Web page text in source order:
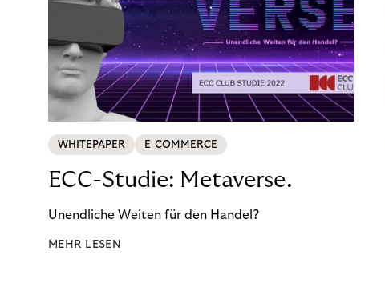
WHITEPAPER E-COMMERCE
ECC-Studie: Metaverse.
Unendliche Weiten für den Handel?
MEHR LESEN